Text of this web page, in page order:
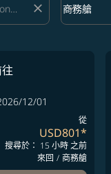
close 艙等
商務艙
keyboard_arrow_down
12/01
從
USD801*
搜尋於： 15 小時 之前
來回 / 商務艙